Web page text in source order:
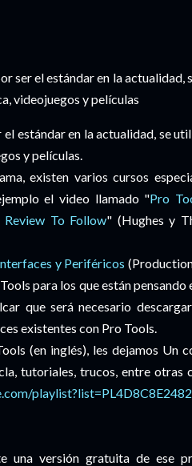
ser el estándar en la actualidad,
videojuegos y películas
estándar en la actualidad, se
y películas.
existen varios cursos
el video llamado "Pro
To Follow" (Hughes y
y Periféricos
para los que están pensando
que será necesario
existentes con Pro Tools.
(en inglés), les dejamos Un
tutoriales, trucos, entre otras
una versión gratuita de ese